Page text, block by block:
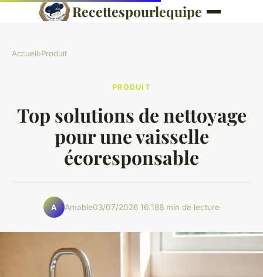
Recettespourlequipe
Accueil›Produit
PRODUIT
Top solutions de nettoyage
pour une vaisselle
écoresponsable
A Amable03/07/2026 16:188 min de lecture